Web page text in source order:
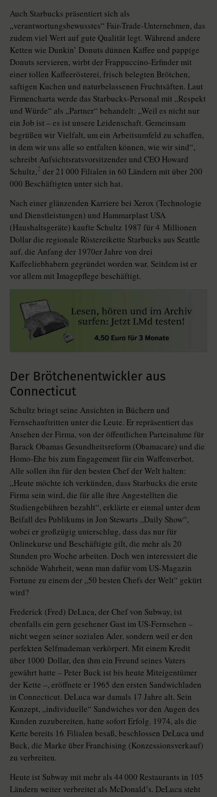
Auch Starbucks präsentiert sich als
„verantwortungsbewusstes“ Fair-­Trade-­Unternehmen, das
zudem viel Wert auf gute Qualität legt. Während andere
Ketten wie Dunkin’ Donuts dünnen Kaffee und pappige
Donuts servieren, wirbt der Frappuccino-Erfinder mit
einer tollen Kaffeerösterei, frisch belegten Brötchen,
saftigen Kuchen und naturbelassenen Fruchtsäften. Laut
Firmencharta werde das Starbucks-Personal mit „Respekt
und Würde“ als „Partner“ behandelt: „Weil es nicht nur
ein Job ist – es ist unsere Leidenschaft. Gemeinsam
begrüßen wir Vielfalt, um ein Arbeitsumfeld zu schaffen,
in dem wir uns alle so entfalten können, wie wir sind“,
schreibt Aufsichtsratsvorsitzender und CEO Howard
Schultz,2 der 21 000 Filialen in 60 Ländern mit über 200
000 Beschäftigten unter sich hat.
Nach einer glänzenden Karriere bei Xerox (Technologie
und Dienstleistungen) und Hammarplast USA
(Haushaltsgeräte) kaufte Schultz 1987 für 4 Millionen
Dollar die regionale Röstereikette Starbucks aus Seattle
auf, die Anfang der 1970er Jahre von drei
Kaffeeliebhabern gegründet worden war. Seitdem ist er
vor allem mit Imagepflege beschäftigt.
Der Brötchenentwickler aus
Connecticut
Schultz bringt seine Ansichten in Büchern und
Fernsehauftritten unter die Leute. Er repräsentiert das
Ansehen der Firma, von der öffentlichen Parteinahme für
Barack Obamas Gesundheitsreform (Obamacare) und die
Homo-Ehe bis zum Engagement für ein Waffenverbot.
Alle sollen ihn für den besten Chef der Welt halten:
„Heute möchte ich verkünden, dass Starbucks die erste
Firma sein wird, die für alle ihre Angestellten die
Studiengebühren bezahlt“, erklärte er einmal unter dem
Beifall des Publikums in Jon Stewarts „Daily Show“,
wobei er großzügig unterschlug, dass das nur für
Onlinekurse und Beschäftigte gilt, die mehr als 20
Stunden pro Woche arbeiten. Doch wen interessiert die
schnöde Wahrheit, wenn man dafür vom US-Magazin
Fortune zu einem der „50 besten Chefs der Welt“ gekürt
wird?
Frederick (Fred) DeLuca, der Chef von Subway, ist
ebenfalls ein gern gesehener Gast im US-Fernsehen –
nicht wegen seiner sozialen Ader, sondern weil er den
perfekten Selfmademan verkörpert. Mit einem Kredit
über 1000 Dollar, den ihm ein Freund seines Vaters
gewährt hatte – Peter Buck ist bis heute Miteigentümer
der Kette –, eröffnete er 1965 den ersten Sandwichladen
in Connecticut. DeLuca war damals 17 Jahre alt. Sein
Konzept, „individuelle“ Sandwiches vor den Augen des
Kunden zuzubereiten, hatte sofort Erfolg. 1974, als die
Kette bereits 16 Filialen besaß, beschlossen DeLuca und
Buck, die Marke über Franchising (Konzessionsverkauf)
zu verbreiten.
Heute ist Subway mit mehr als 44 000 Restaurants in 105
Ländern weiter verbreitet als McDonald’s. DeLuca steht